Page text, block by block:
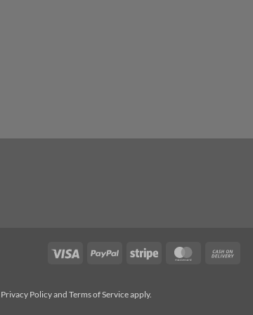
Visa PayPal Stripe MasterCard
Privacy Policyand Terms of Serviceapply.